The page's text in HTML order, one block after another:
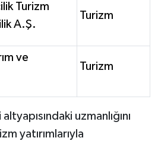
Turizm
A.Ş.
Turizm
ve
Turizm
uzmanlığını
yatırımlarıyla